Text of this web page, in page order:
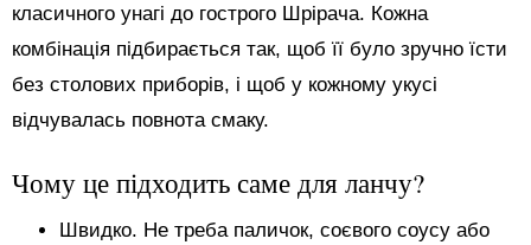
класичного унагі до гострого Шрірача. Кожна
комбінація підбирається так, щоб її було зручно їсти
без столових приборів, і щоб у кожному укусі
відчувалась повнота смаку.
Чому це підходить саме для ланчу?
Швидко. Не треба паличок, соєвого соусу або